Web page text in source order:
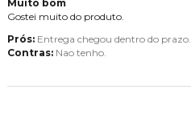
Muito bom
Gostei muito do produto.
Prós: Entrega chegou dentro do prazo.
Contras: Nao tenho.